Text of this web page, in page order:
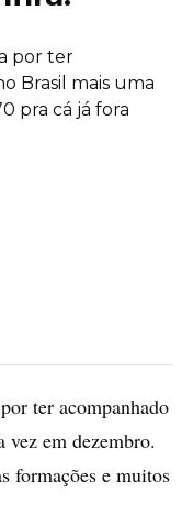
por ter
Brasil mais uma
pra cá já fora
ter acompanhado
em dezembro.
formações e muitos